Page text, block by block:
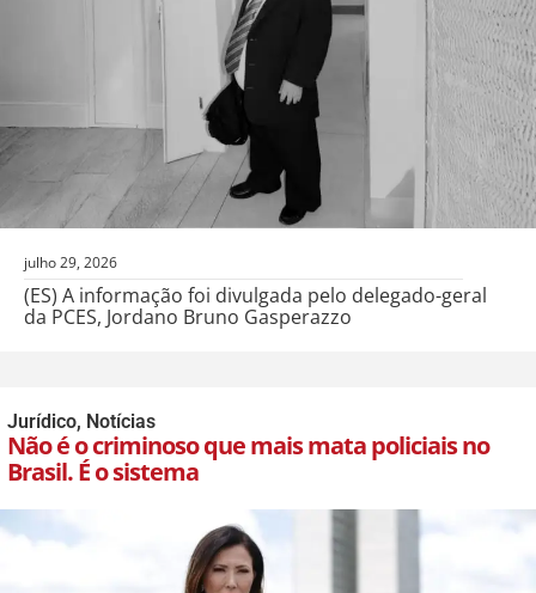
julho 29, 2026
(ES) A informação foi divulgada pelo delegado-geral
da PCES, Jordano Bruno Gasperazzo
Jurídico, Notícias
Não é o criminoso que mais mata policiais no
Brasil. É o sistema